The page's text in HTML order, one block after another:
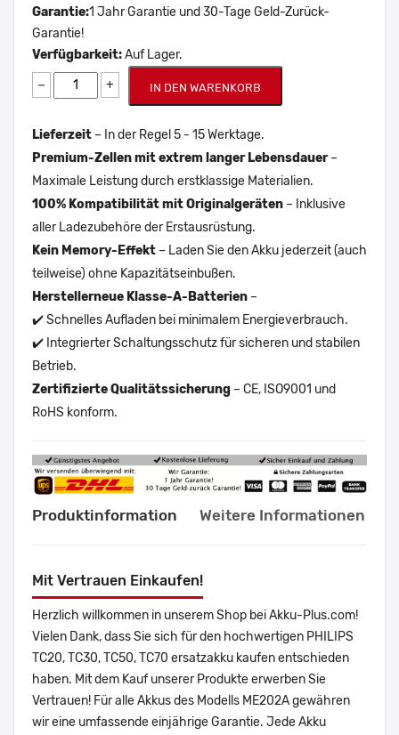
Garantie:1 Jahr Garantie und 30-Tage Geld-Zurück-
Garantie!
Verfügbarkeit:Auf Lager.
− + IN DEN WARENKORB
Lieferzeit – In der Regel 5 - 15 Werktage.
Premium-Zellen mit extrem langer Lebensdauer–
Maximale Leistung durch erstklassige Materialien.
100% Kompatibilität mit Originalgeräten – Inklusive
aller Ladezubehöre der Erstausrüstung.
Kein Memory-Effekt – Laden Sie den Akku jederzeit (auch
teilweise) ohne Kapazitätseinbußen.
Herstellerneue Klasse-A-Batterien –
✔️ Schnelles Aufladen bei minimalem Energieverbrauch.
✔️ Integrierter Schaltungsschutz für sicheren und stabilen
Betrieb.
Zertifizierte Qualitätssicherung – CE, ISO9001 und
RoHS konform.
Produktinformation Weitere Informationen
Mit Vertrauen Einkaufen!
Herzlich willkommen in unserem Shop bei Akku-Plus.com!
Vielen Dank, dass Sie sich für den hochwertigen PHILIPS
TC20, TC30, TC50, TC70 ersatzakku kaufen entschieden
haben. Mit dem Kauf unserer Produkte erwerben Sie
Vertrauen! Für alle Akkus des Modells ME202A gewähren
wir eine umfassende einjährige Garantie. Jede Akku